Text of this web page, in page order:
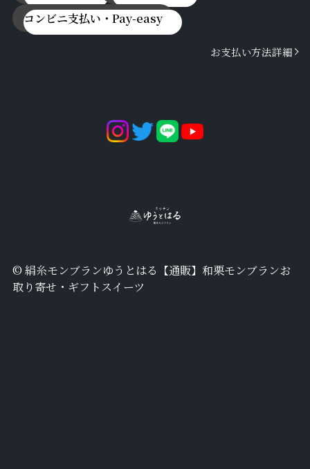
コンビニ支払い・Pay-easy
お支払い方法詳細
©︎ 絹糸モンブランゆうとはる【通販】和栗モンブランお
取り寄せ・ギフトスイーツ